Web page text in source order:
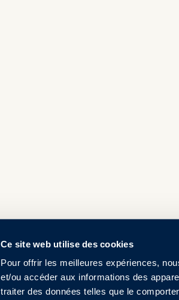
Ce site web utilise des cookies
Pour offrir les meilleures expériences,
et/ou accéder aux informations des
traiter des données telles que le